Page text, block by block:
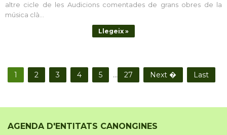
altre cicle de les Audicions comentades de grans obres de la
música clà...
Llegeix »
1 2 3 4 5 ... 27 Next � Last
AGENDA D'ENTITATS CANONGINES